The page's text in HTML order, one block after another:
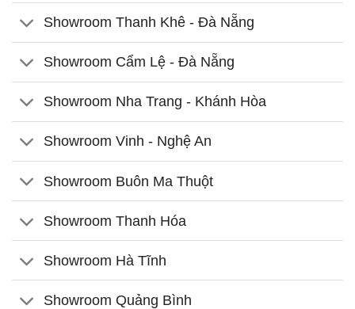
Showroom Thanh Khê - Đà Nẵng
Showroom Cẩm Lệ - Đà Nẵng
Showroom Nha Trang - Khánh Hòa
Showroom Vinh - Nghệ An
Showroom Buôn Ma Thuột
Showroom Thanh Hóa
Showroom Hà Tĩnh
Showroom Quảng Bình